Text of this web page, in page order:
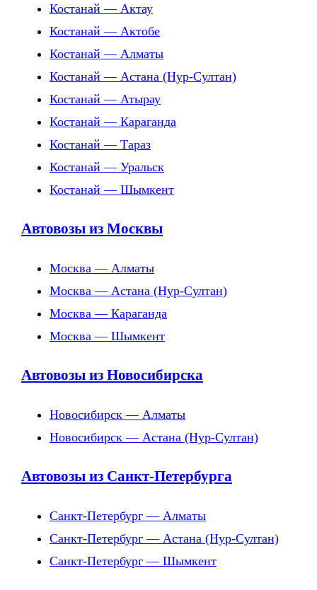
Костанай — Актау
Костанай — Актобе
Костанай — Алматы
Костанай — Астана (Нур-Султан)
Костанай — Атырау
Костанай — Караганда
Костанай — Тараз
Костанай — Уральск
Костанай — Шымкент
Автовозы из Москвы
Москва — Алматы
Москва — Астана (Нур-Султан)
Москва — Караганда
Москва — Шымкент
Автовозы из Новосибирска
Новосибирск — Алматы
Новосибирск — Астана (Нур-Султан)
Автовозы из Санкт-Петербурга
Санкт-Петербург — Алматы
Санкт-Петербург — Астана (Нур-Султан)
Санкт-Петербург — Шымкент